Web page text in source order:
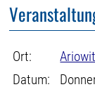
Ort:
Datum: